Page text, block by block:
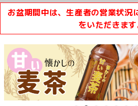
お盆期間中は、生産者の営業状況
をいただきます